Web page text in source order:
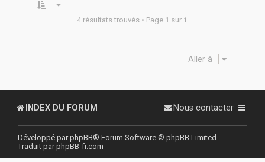
4 résultats trouvés • Page 1 sur 1
Aller à
INDEX DU FORUM Nous contacter
Développé parphpBB® Forum Software © phpBB Limited
Traduit parphpBB-fr.com